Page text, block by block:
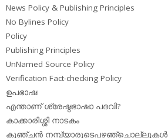
News Policy & Publishing Principles
No Bylines Policy
Policy
Publishing Principles
UnNamed Source Policy
Verification Fact-checking Policy
ഉപഭാഷ
എന്താണ് ശ്രേഷ്ഠഭാഷാ പദവി?
കാക്കാരിശ്ശി നാടകം
കുഞ്ചന്‍ നമ്പ്യാരുടെപഴഞ്ചൊല്ലുകള്‍